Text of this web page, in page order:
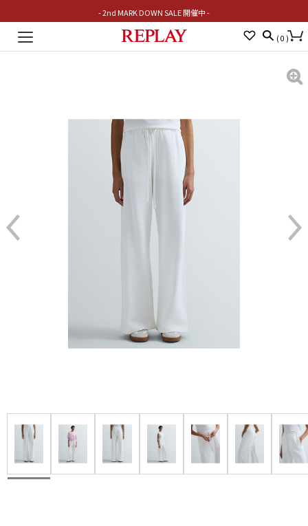
- 2nd MARK DOWN SALE 開催中 -
Toggle
( 0 )